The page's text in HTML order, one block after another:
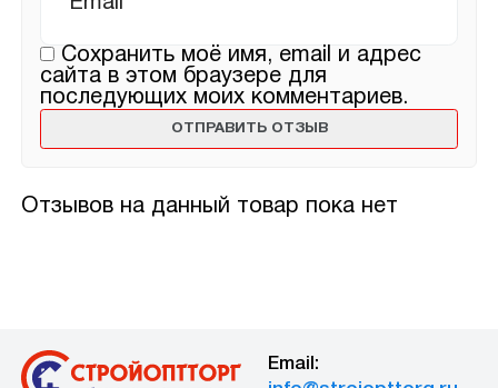
Отзывов на данный товар пока нет
Сохранить моё имя, email и адрес
сайта в этом браузере для
последующих моих комментариев.
Email: